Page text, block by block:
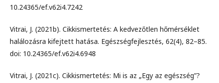
10.24365/ef.v62i4.7242
Vitrai, J. (2021b). Cikkismertetés: A kedvezőtlen hőmérséklet
halálozásra kifejtett hatása. Egészségfejlesztés, 62(4), 82–85.
doi: 10.24365/ef.v62i4.6948
Vitrai, J. (2021c). Cikkismertetés: Mi is az „Egy az egészség”?